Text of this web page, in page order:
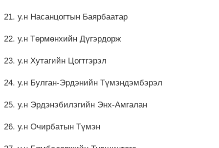
21. у.н Насанцогтын Баярбаатар
22. у.н Төрмөнхийн Дүгэрдорж
23. у.н Хутагийн Цогтгэрэл
24. у.н Булган-Эрдэнийн Түмэндэмбэрэл
25. у.н Эрдэнэбилэгийн Энх-Амгалан
26. у.н Очирбатын Түмэн